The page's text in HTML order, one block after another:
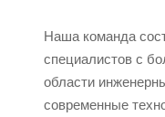
Наша команда
специалистов с
области
современные